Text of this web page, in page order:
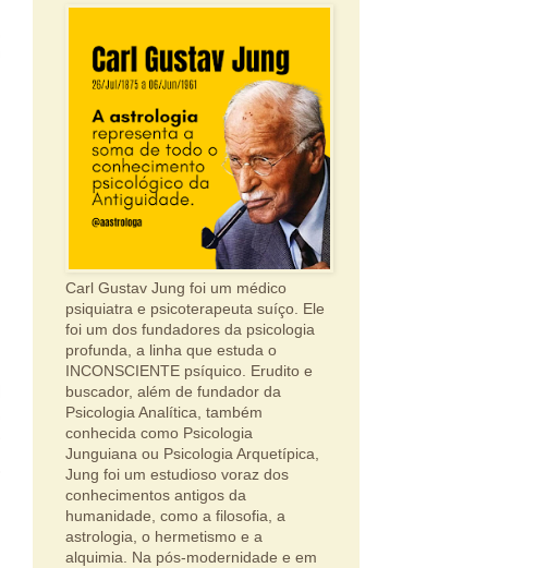
Carl Gustav Jung foi um médico
psiquiatra e psicoterapeuta suíço. Ele
foi um dos fundadores da psicologia
profunda, a linha que estuda o
INCONSCIENTE psíquico. Erudito e
buscador, além de fundador da
Psicologia Analítica, também
conhecida como Psicologia
Junguiana ou Psicologia Arquetípica,
Jung foi um estudioso voraz dos
conhecimentos antigos da
humanidade, como a filosofia, a
astrologia, o hermetismo e a
alquimia. Na pós-modernidade e em